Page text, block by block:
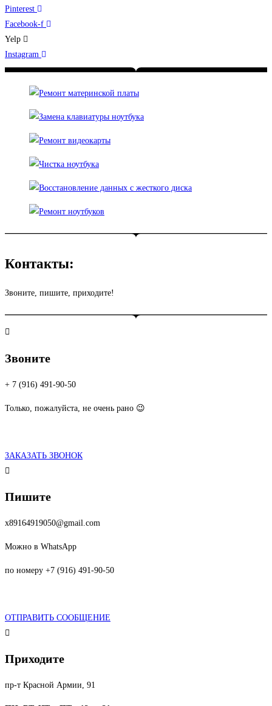
Pinterest
Facebook-f
Yelp
Instagram
Контакты:
Звоните, пишите, приходите!
Звоните
+ 7 (916) 491-90-50
Только, пожалуйста, не очень рано 😉
ЗАКАЗАТЬ ЗВОНОК
Пишите
x89164919050@gmail.com
Можно в WhatsApp
по номеру +7 (916) 491-90-50
ОТПРАВИТЬ СООБЩЕНИЕ
Приходите
пр-т Красной Армии, 91